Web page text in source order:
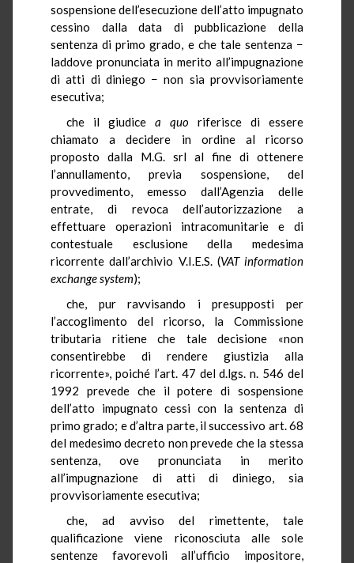
sospensione dell’esecuzione dell’atto impugnato
cessino dalla data di pubblicazione della
sentenza di primo grado, e che tale sentenza −
laddove pronunciata in merito all’impugnazione
di atti di diniego − non sia provvisoriamente
esecutiva;
che il giudice a quo riferisce di essere
chiamato a decidere in ordine al ricorso
proposto dalla M.G. srl al fine di ottenere
l’annullamento, previa sospensione, del
provvedimento, emesso dall’Agenzia delle
entrate, di revoca dell’autorizzazione a
effettuare operazioni intracomunitarie e di
contestuale esclusione della medesima
ricorrente dall’archivio V.I.E.S. (VAT information
exchange system);
che, pur ravvisando i presupposti per
l’accoglimento del ricorso, la Commissione
tributaria ritiene che tale decisione «non
consentirebbe di rendere giustizia alla
ricorrente», poiché l’art. 47 del d.lgs. n. 546 del
1992 prevede che il potere di sospensione
dell’atto impugnato cessi con la sentenza di
primo grado; e d’altra parte, il successivo art. 68
del medesimo decreto non prevede che la stessa
sentenza, ove pronunciata in merito
all’impugnazione di atti di diniego, sia
provvisoriamente esecutiva;
che, ad avviso del rimettente, tale
qualificazione viene riconosciuta alle sole
sentenze favorevoli all’ufficio impositore,